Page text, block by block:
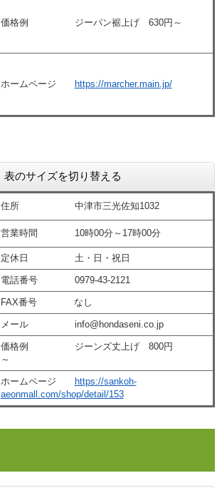
価格例 ジーパン裾上げ 630円～
ホームページ https://marcher.main.jp/
表のサイズを切り替える
住所 中津市三光佐知1032
営業時間 10時00分～17時00分
定休日 土・日・祝日
電話番号 0979-43-2121
FAX番号 なし
メール info@hondaseni.co.jp
価格例 ジーンズ丈上げ 800円
～
ホームページ
https://sankoh-
aeonmall.com/shop/detail/153